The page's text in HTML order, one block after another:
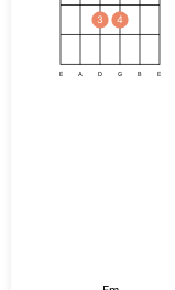
3 4
E A D G B E